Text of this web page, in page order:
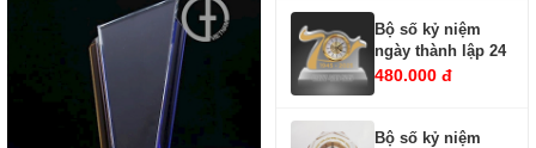
Bộ số kỷ niệm
ngày thành lập 24
480.000 đ
Bộ số kỷ niệm